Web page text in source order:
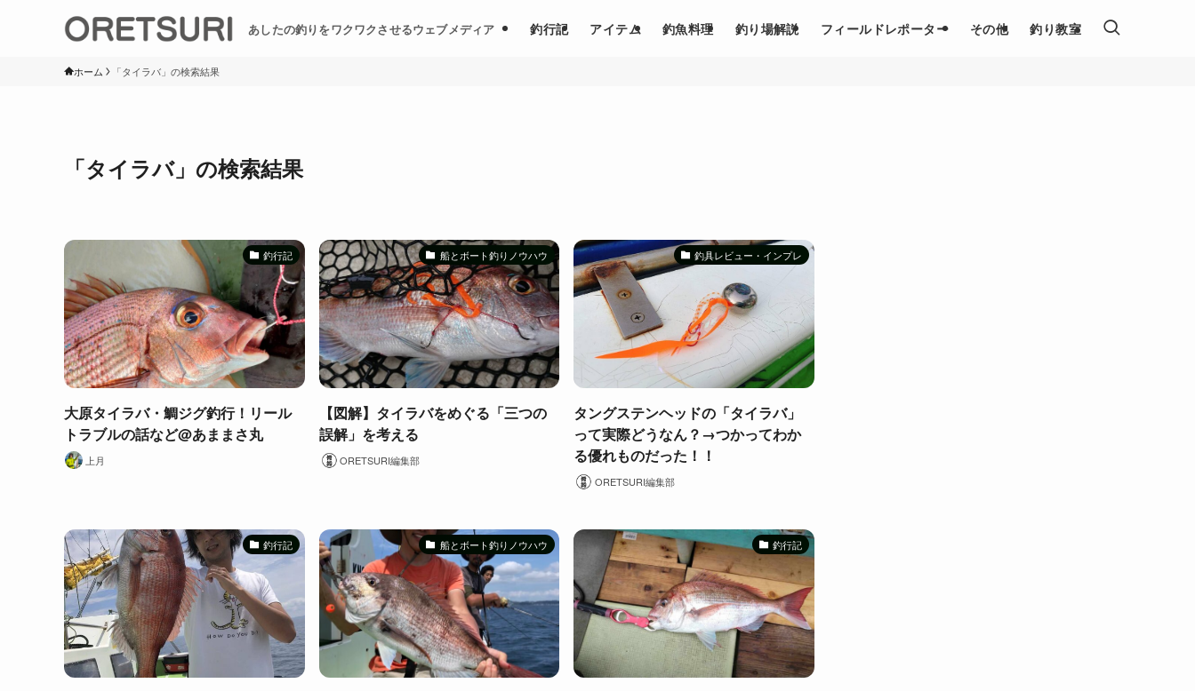
あしたの釣りをワクワクさせるウェブメディア 釣行記 アイテム 釣魚料理 釣り場解説 フィールドレポーター その他 釣り教室
ホーム 「タイラバ」の検索結果
「タイラバ」の検索結果
釣行記
大原タイラバ・鯛ジグ釣行！リール
トラブルの話など@あままさ丸
上月
船とボート釣りノウハウ
【図解】タイラバをめぐる「三つの
誤解」を考える
ORETSURI編集部
釣具レビュー・インプレ
タングステンヘッドの「タイラバ」
って実際どうなん？→つかってわか
る優れものだった！！
ORETSURI編集部
釣行記 船とボート釣りノウハウ 釣行記